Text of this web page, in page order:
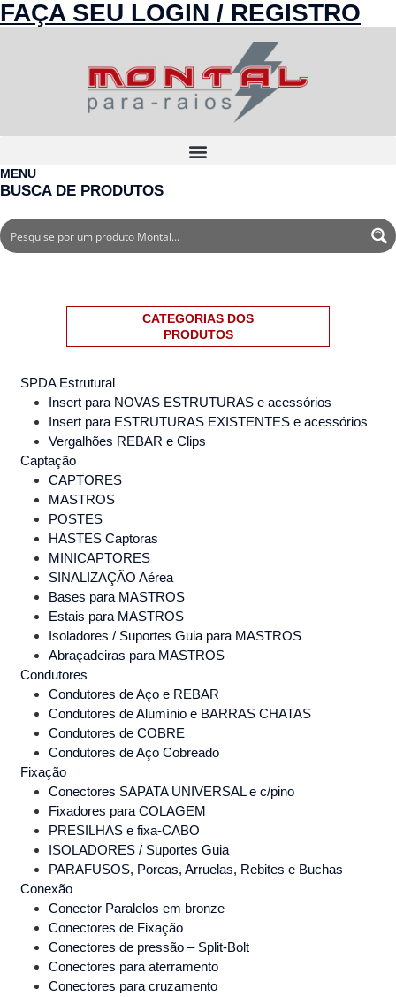
FAÇA SEU LOGIN / REGISTRO
MENU
BUSCA DE PRODUTOS
CATEGORIAS DOS
PRODUTOS
SPDA Estrutural
Insert para NOVAS ESTRUTURAS e acessórios
Insert para ESTRUTURAS EXISTENTES e acessórios
Vergalhões REBAR e Clips
Captação
CAPTORES
MASTROS
POSTES
HASTES Captoras
MINICAPTORES
SINALIZAÇÃO Aérea
Bases para MASTROS
Estais para MASTROS
Isoladores / Suportes Guia para MASTROS
Abraçadeiras para MASTROS
Condutores
Condutores de Aço e REBAR
Condutores de Alumínio e BARRAS CHATAS
Condutores de COBRE
Condutores de Aço Cobreado
Fixação
Conectores SAPATA UNIVERSAL e c/pino
Fixadores para COLAGEM
PRESILHAS e fixa-CABO
ISOLADORES / Suportes Guia
PARAFUSOS, Porcas, Arruelas, Rebites e Buchas
Conexão
Conector Paralelos em bronze
Conectores de Fixação
Conectores de pressão – Split-Bolt
Conectores para aterramento
Conectores para cruzamento